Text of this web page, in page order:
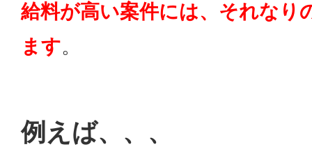
給料が高い案件には、それなり
ます。
例えば、、、